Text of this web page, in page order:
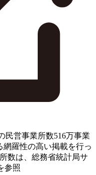
民営事業所数516万事業
網羅性の高い掲載を行っ
数は、総務省統計局サ
参照